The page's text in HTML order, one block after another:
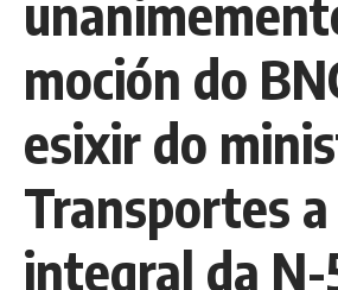
moción do
esixir do
Transportes
integral da N-